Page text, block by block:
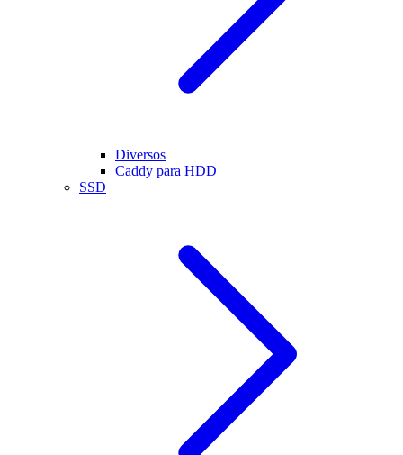
Diversos
Caddy para HDD
SSD